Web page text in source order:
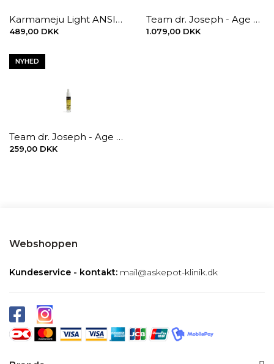
Karmameju Light ANSIGTSOLIE, 30 ml.
489,00 DKK
Team dr. Joseph - Age Repair Miracle Drops, 30 ml.
1.079,00 DKK
NYHED
Team dr. Joseph - Age Repair Miracle Drops, 5 ml.
259,00 DKK
Webshoppen
Kundeservice - kontakt: mail@askepot-klinik.dk